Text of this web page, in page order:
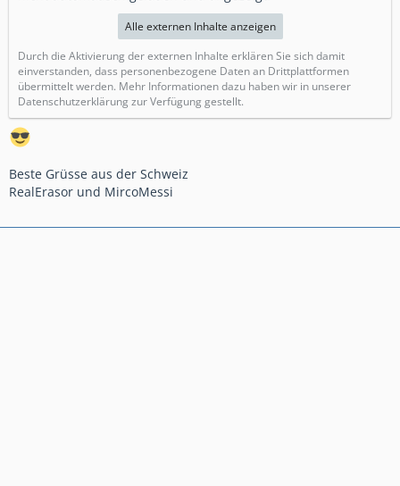
Alle externen Inhalte anzeigen
Durch die Aktivierung der externen Inhalte erklären Sie sich damit
einverstanden, dass personenbezogene Daten an Drittplattformen
übermittelt werden. Mehr Informationen dazu haben wir in unserer
Datenschutzerklärung zur Verfügung gestellt.
Beste Grüsse aus der Schweiz
RealErasor und MircoMessi